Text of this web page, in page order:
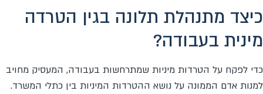
כיצד מתנהלת תלונה בגין הטרדה
מינית בעבודה?
כדי לפקח על הטרדות מיניות שמתרחשות בעבודה, המעסיק מחויב
למנות אדם הממונה על נושא ההטרדות המיניות בין כתלי המשרד.